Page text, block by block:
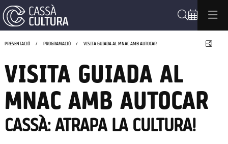
PRESENTACIÓ PROGRAMACIÓ VISITA GUIADA AL MNAC AMB AUTOCAR
VISITA GUIADA AL
MNAC AMB AUTOCAR
CASSÀ: ATRAPA LA CULTURA!